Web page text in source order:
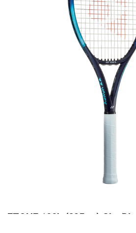
EZONE 100L (285 gr) Sky Blue